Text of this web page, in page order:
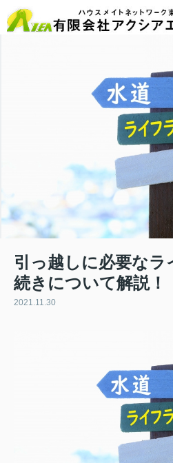
引っ越しに必要な
続きについて解説！
2021.11.30